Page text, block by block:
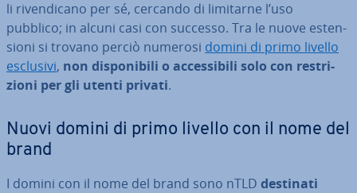
li ri­ven­di­ca­no per sé, cercando di limitarne l’uso
pubblico; in alcuni casi con successo. Tra le nuove esten­
sio­ni si trovano perciò numerosi domini di primo livello
esclusivi, non di­spo­ni­bi­li o ac­ces­si­bi­li solo con re­stri­
zio­ni per gli utenti privati.
Nuovi domini di primo livello con il nome del
brand
I domini con il nome del brand sono nTLD destinati